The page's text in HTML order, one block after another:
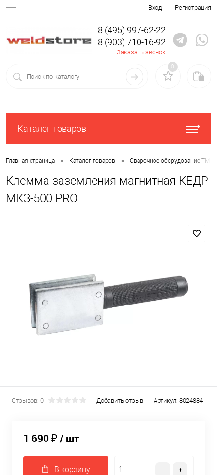
Вход Регистрация
8 (495) 997-62-22
8 (903) 710-16-92
Заказать звонок
0
Каталог товаров
Главная страница • Каталог товаров • Сварочное оборудование ТМ
Клемма заземления магнитная КЕДР
МКЗ-500 PRO
Отзывов: 0 Добавить отзыв Артикул: 8024884
1 690 ₽/ шт
В корзину